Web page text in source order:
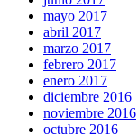
mayo 2017
abril 2017
marzo 2017
febrero 2017
enero 2017
diciembre 2016
noviembre 2016
octubre 2016